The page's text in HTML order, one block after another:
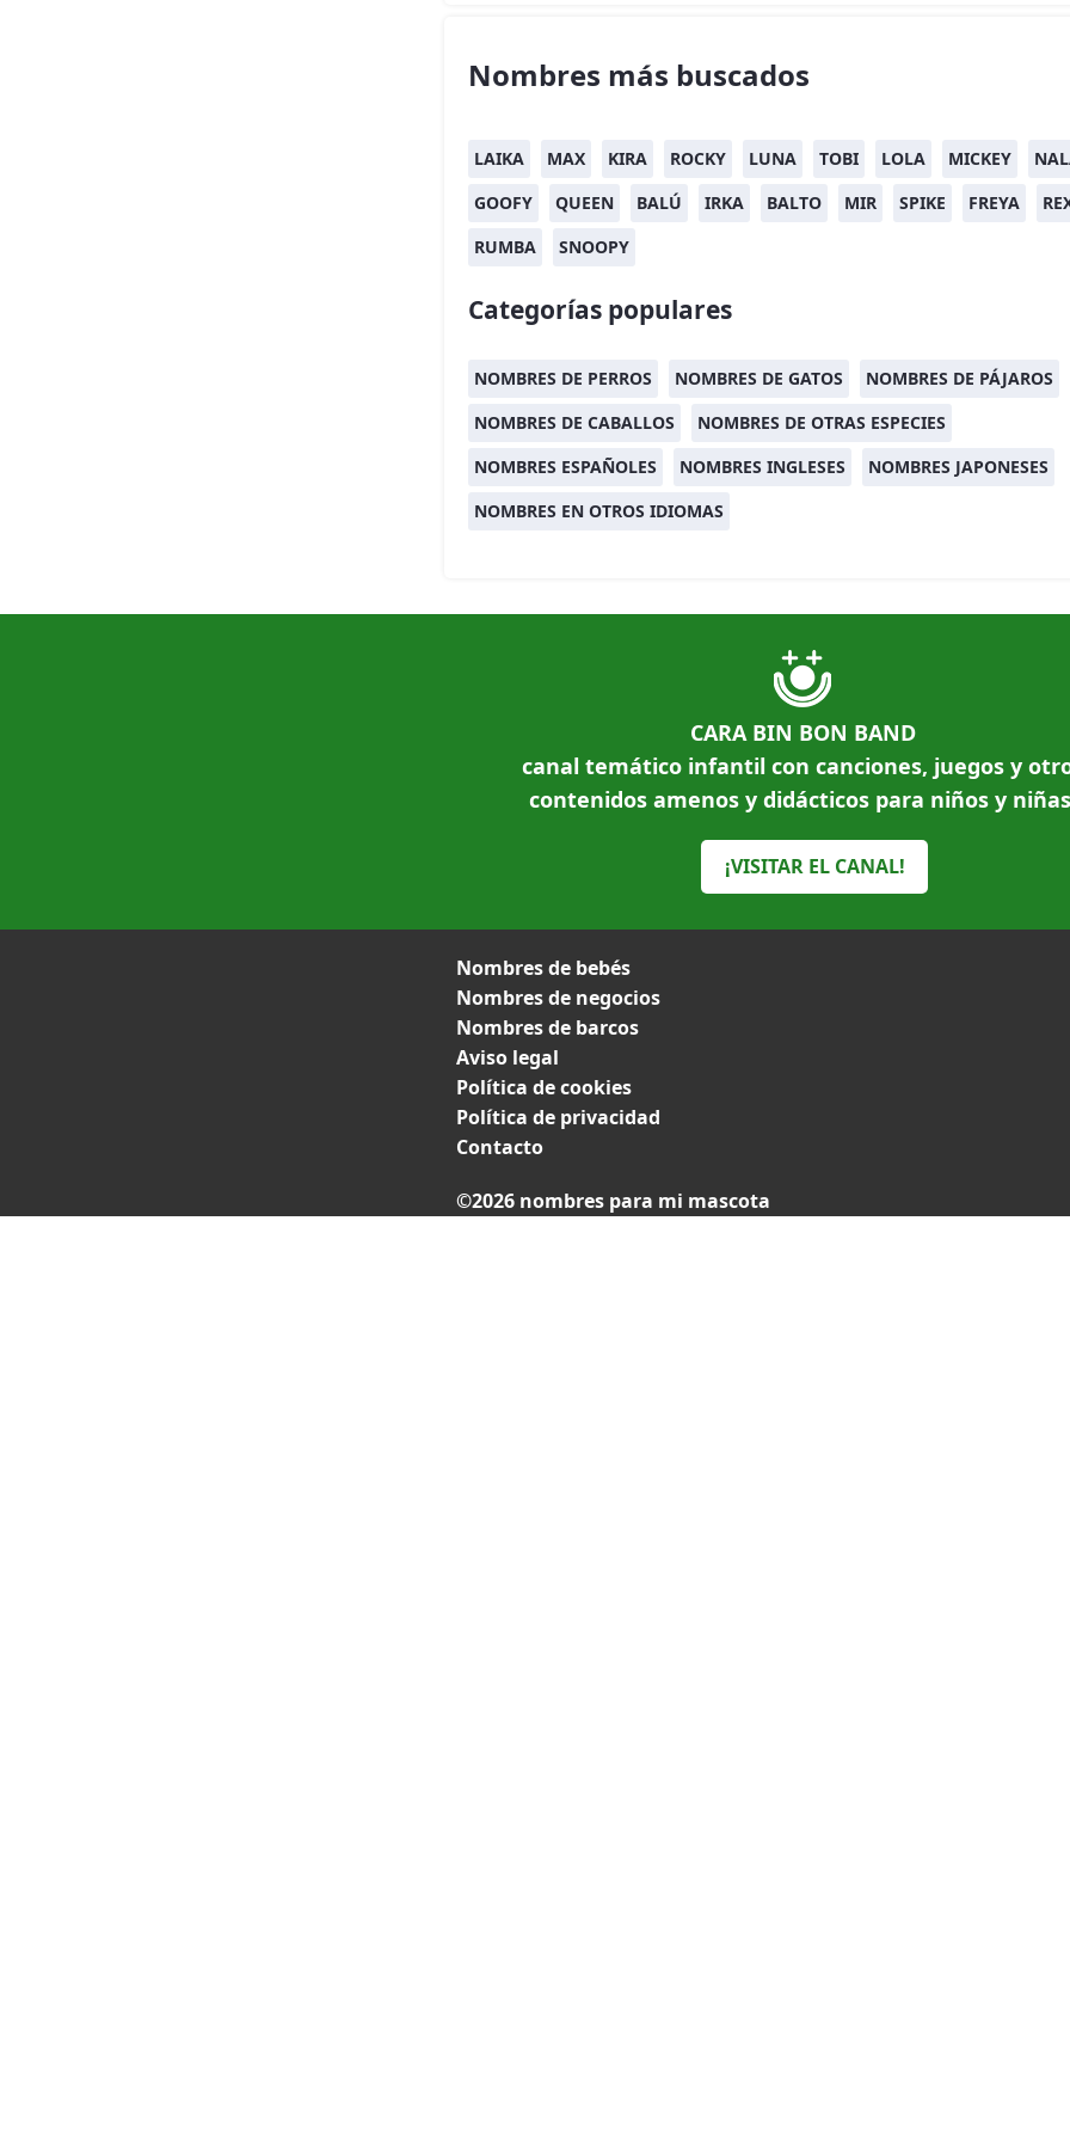
Nombres más buscados
LAIKA MAX KIRA ROCKY LUNA TOBI LOLA MICKEY
GOOFY
QUEEN BALÚ IRKA BALTO MIR SPIKE FREYA
RUMBA
SNOOPY
Categorías populares
NOMBRES DE PERROS NOMBRES DE GATOS
NOMBRES DE PÁJAROS
NOMBRES DE CABALLOS
NOMBRES DE OTRAS ESPECIES
NOMBRES ESPAÑOLES
NOMBRES INGLESES
NOMBRES JAPONESES
NOMBRES EN OTROS IDIOMAS
CARA BIN BON BAND
canal temático infantil con canciones, juegos y
contenidos amenos y didácticos para niños y
¡VISITAR EL CANAL!
Nombres de bebés
Nombres de negocios
Nombres de barcos
Aviso legal
Política de cookies
Política de privacidad
Contacto
©2026 nombres para mi mascota